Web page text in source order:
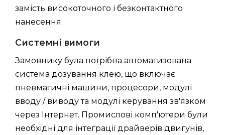
замість високоточного і безконтактного
нанесення.
Системні вимоги
Замовнику була потрібна автоматизована
система дозування клею, що включає
пневматичні машини, процесори, модулі
вводу / виводу та модулі керування зв'язком
через Інтернет. Промислові комп'ютери були
необхідні для інтеграції драйверів двигунів,